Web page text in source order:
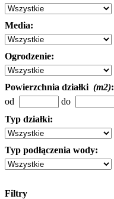
Media:
Ogrodzenie:
Powierzchnia działki (m2):
od
do
Typ działki:
Typ podłączenia wody:
Filtry